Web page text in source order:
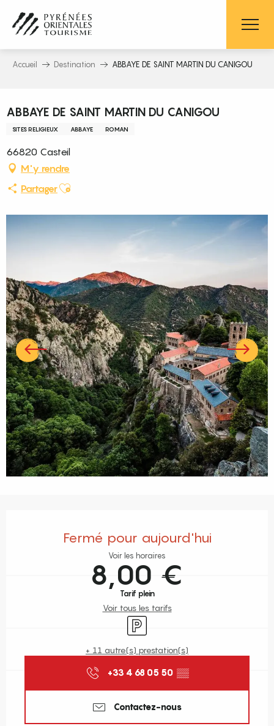
contenu
principal
Accueil Destination ABBAYE DE SAINT MARTIN DU CANIGOU
ABBAYE DE SAINT MARTIN DU CANIGOU
SITES RELIGIEUX ABBAYE ROMAN
66820 Casteil
M'y rendre
PartagerAjouter aux favoris
Fermé pour aujourd'hui
Voir les horaires
8,00 €
Tarif plein
Voir tous les tarifs
Parking
+ 11 autre(s) prestation(s)
+33 4 68 05 50 ▒▒
Contactez-nous